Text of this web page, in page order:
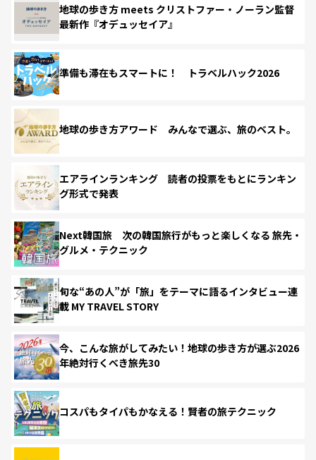
地球の歩き方 meets クリストファー・ノーラン監督
最新作『オデュッセイア』
準備も滞在もスマートに！ トラベルハック2026
地球の歩き方アワード みんなで選ぶ、旅のベスト。
エアラインランキング 読者の投票をもとにランキン
グ形式で発表
Next韓国旅 次の韓国旅行がもっと楽しくなる 旅先・
グルメ・テクニック
旬な“あの人”が「旅」をテーマに語るインタビュー連
載 MY TRAVEL STORY
今、こんな旅がしてみたい！地球の歩き方が選ぶ2026
年絶対行くべき旅先30
コスパもタイパもかなえる！賢者の旅テクニック